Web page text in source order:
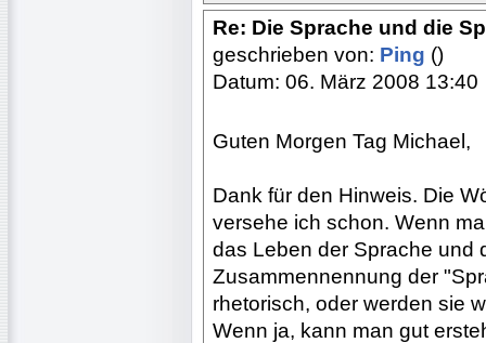
Re: Die Sprache und die
geschrieben von: Ping ()
Datum: 06. März 2008 13:40
Guten Morgen Tag Michael,
Dank für den Hinweis. Die
versehe ich schon. Wenn
das Leben der Sprache und
Zusammennennung der
rhetorisch, oder werden sie
Wenn ja, kann man gut